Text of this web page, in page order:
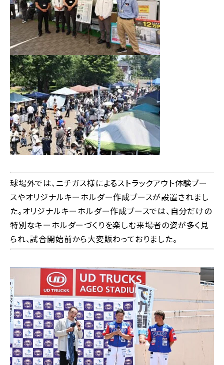
球場外では、ニチガス様によるストラックアウト体験ブー
スやオリジナルキーホルダー作成ブースが設置されまし
た。オリジナルキーホルダー作成ブースでは、自分だけの
特別なキーホルダーづくりを楽しむ来場者の姿が多く見
られ、試合開始前から大変賑わっておりました。